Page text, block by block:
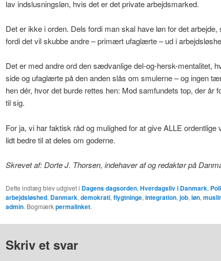
lav indslusningsløn, hvis det er det private arbejdsmarked.
Det er ikke i orden. Dels fordi man skal have løn for det
fordi det vil skubbe andre – primært ufaglærte – ud i
Det er med andre ord den sædvanlige del-og-hersk-mentalitet,
side og ufaglærte på den anden slås om smulerne – og ingen
hen dér, hvor det burde rettes hen: Mod samfundets top, der år
til sig.
For ja, vi har faktisk råd og mulighed for at give ALLE ordentlige
lidt bedre til at deles om goderne.
Skrevet af: Dorte J. Thorsen, indehaver af og redaktør på
Dette indlæg blev udgivet i Dagens dagsorden,Hverdagsliv i Danmark,
arbejdsløshed, Danmark,demokrati,flygtninge,integration,job,løn,
admin. Bogmærkpermalinket.
Skriv et svar